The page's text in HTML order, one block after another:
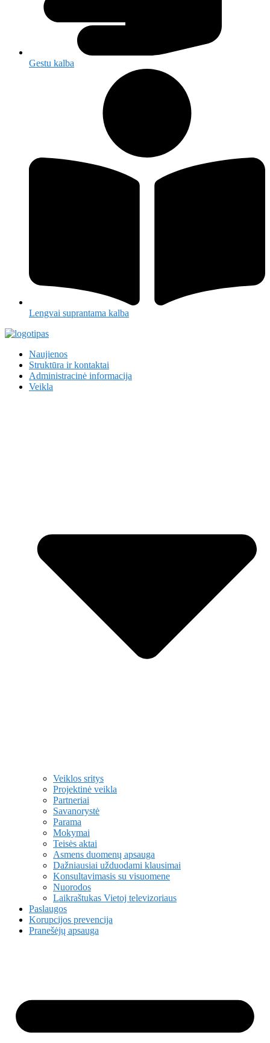
Gestu kalba
Lengvai suprantama kalba
Naujienos
Struktūra ir kontaktai
Administracinė informacija
Veikla
Veiklos sritys
Projektinė veikla
Partneriai
Savanorystė
Parama
Mokymai
Teisės aktai
Asmens duomenų apsauga
Dažniausiai užduodami klausimai
Konsultavimasis su visuomene
Nuorodos
Laikraštukas Vietoj televizoriaus
Paslaugos
Korupcijos prevencija
Pranešėjų apsauga